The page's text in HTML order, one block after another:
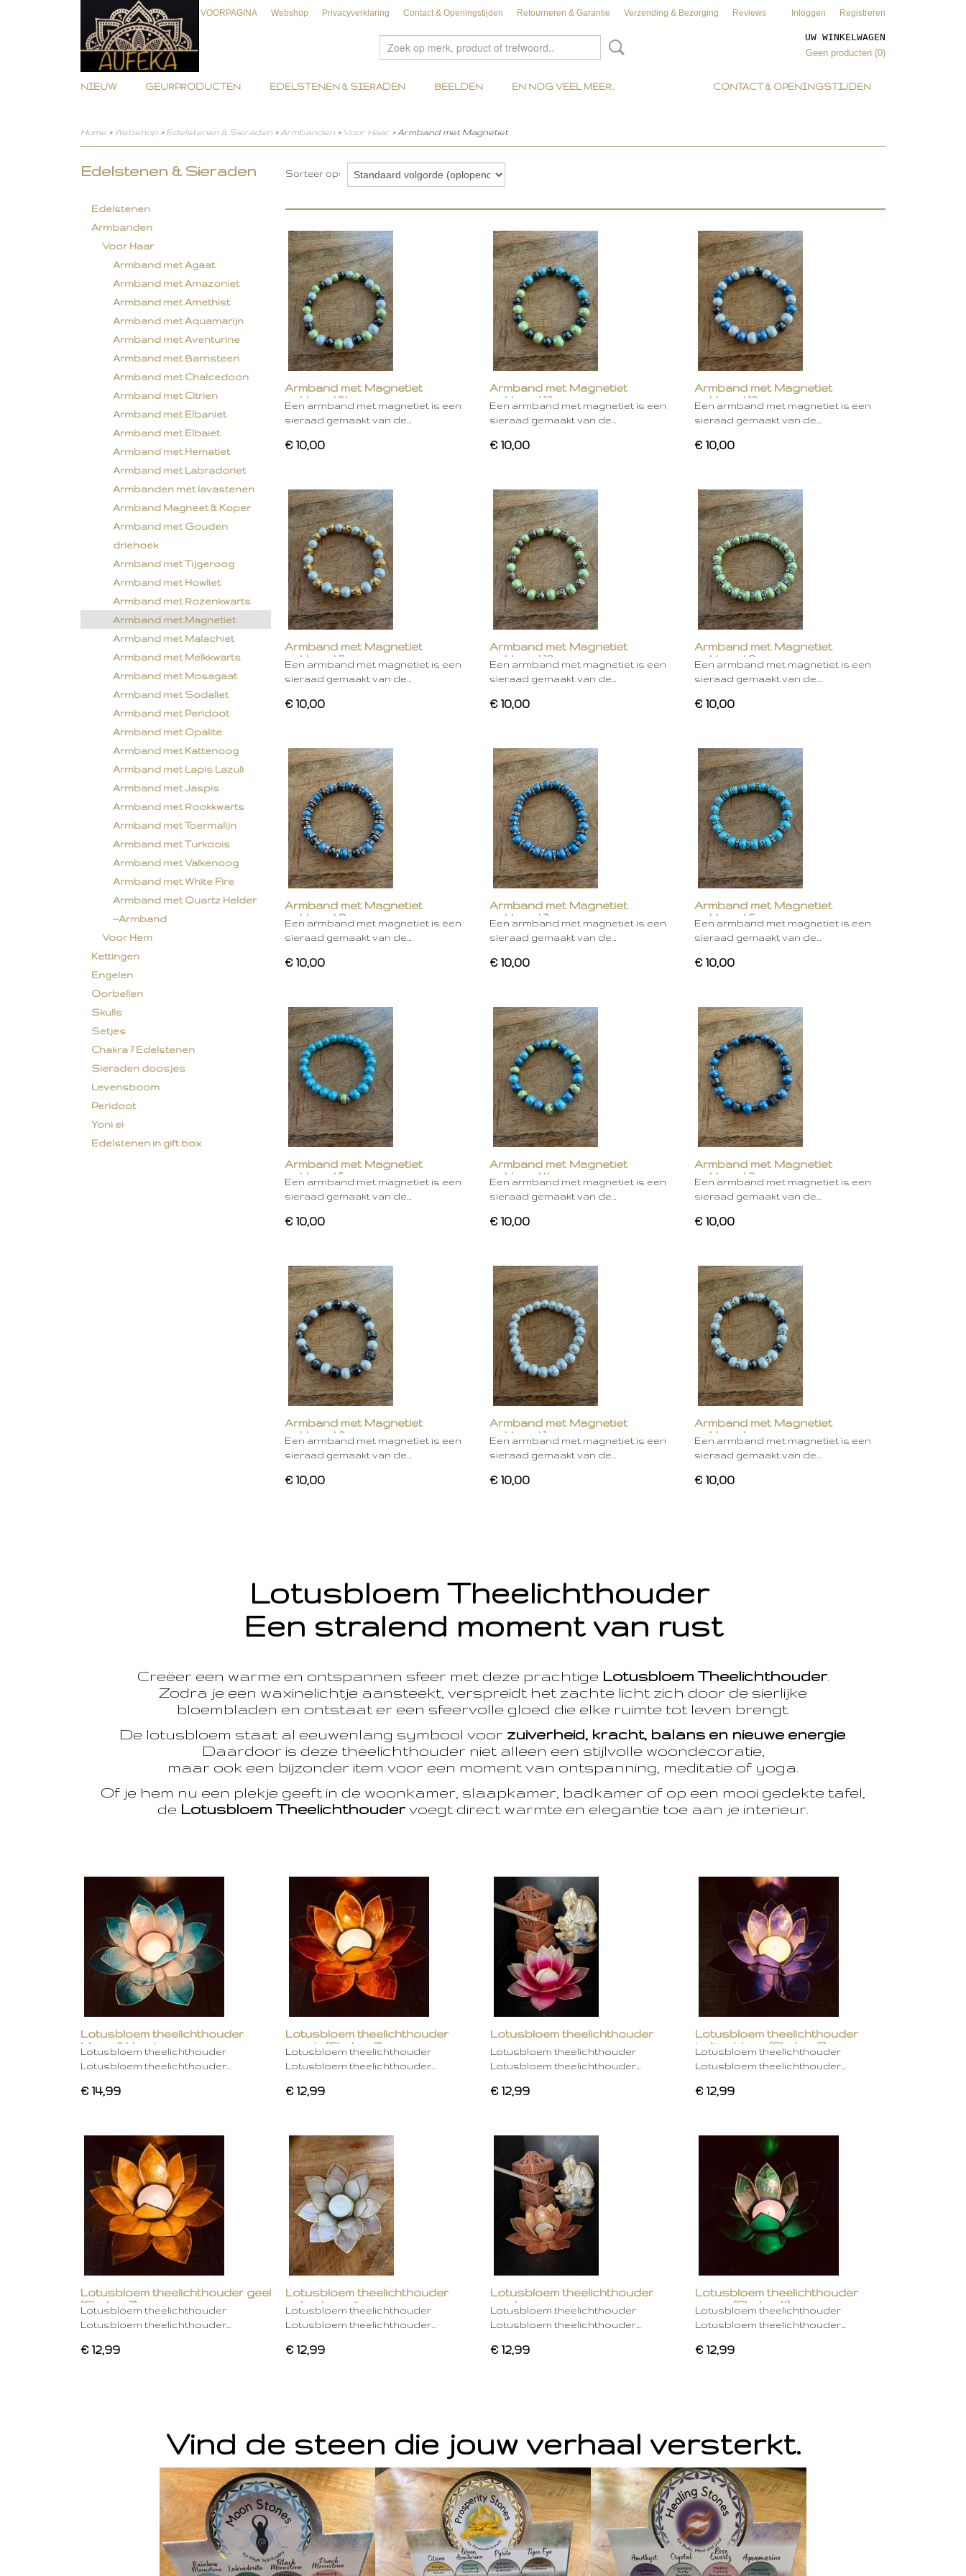
VOORPAGINA Webshop Privacyverklaring Contact & Openingstijden Retourneren & Garantie Verzending & Bezorging Reviews Inloggen Registreren
UW WINKELWAGEN
Geen producten (0)
CONTACT & OPENINGSTIJDEN
NIEUW GEURPRODUCTEN EDELSTENEN & SIERADEN BEELDEN EN NOG VEEL MEER..
Home > Webshop > Edelstenen & Sieraden > Armbanden > Voor Haar > Armband met Magnetiet
Edelstenen & Sieraden
Edelstenen
Armbanden
Voor Haar
Armband met Agaat
Armband met Amazoniet
Armband met Amethist
Armband met Aquamarijn
Armband met Aventurine
Armband met Barnsteen
Armband met Chalcedoon
Armband met Citrien
Armband met Elbaniet
Armband met Elbaiet
Armband met Hematiet
Armband met Labradoriet
Armbanden met lavastenen
Armband Magneet & Koper
Armband met Gouden
driehoek
Armband met Tijgeroog
Armband met Howliet
Armband met Rozenkwarts
Armband met Magnetiet
Armband met Malachiet
Armband met Melkkwarts
Armband met Mosagaat
Armband met Sodaliet
Armband met Peridoot
Armband met Opalite
Armband met Kattenoog
Armband met Lapis Lazuli
Armband met Jaspis
Armband met Rookkwarts
Armband met Toermalijn
Armband met Turkoois
Armband met Valkenoog
Armband met White Fire
Armband met Quartz Helder
--Armband
Voor Hem
Kettingen
Engelen
Oorbellen
Skulls
Setjes
Chakra 7 Edelstenen
Sieraden doosjes
Levensboom
Peridoot
Yoni ei
Edelstenen in gift box
Sorteer op:
Armband met Magnetiet
gekleurd 14
Een armband met magnetiet is een
sieraad gemaakt van de…
€ 10,00
Armband met Magnetiet
gekleurd 13
Een armband met magnetiet is een
sieraad gemaakt van de…
€ 10,00
Armband met Magnetiet
gekleurd 12
Een armband met magnetiet is een
sieraad gemaakt van de…
€ 10,00
Armband met Magnetiet
gekleurd 11
Een armband met magnetiet is een
sieraad gemaakt van de…
€ 10,00
Armband met Magnetiet
gekleurd 10
Een armband met magnetiet is een
sieraad gemaakt van de…
€ 10,00
Armband met Magnetiet
gekleurd 9
Een armband met magnetiet is een
sieraad gemaakt van de…
€ 10,00
Armband met Magnetiet
gekleurd 8
Een armband met magnetiet is een
sieraad gemaakt van de…
€ 10,00
Armband met Magnetiet
gekleurd 7
Een armband met magnetiet is een
sieraad gemaakt van de…
€ 10,00
Armband met Magnetiet
gekleurd 6
Een armband met magnetiet is een
sieraad gemaakt van de…
€ 10,00
Armband met Magnetiet
gekleurd 5
Een armband met magnetiet is een
sieraad gemaakt van de…
€ 10,00
Armband met Magnetiet
gekleurd 4
Een armband met magnetiet is een
sieraad gemaakt van de…
€ 10,00
Armband met Magnetiet
gekleurd 3
Een armband met magnetiet is een
sieraad gemaakt van de…
€ 10,00
Armband met Magnetiet
gekleurd 2
Een armband met magnetiet is een
sieraad gemaakt van de…
€ 10,00
Armband met Magnetiet
gekleurd 1
Een armband met magnetiet is een
sieraad gemaakt van de…
€ 10,00
Armband met Magnetiet
gekleurd
Een armband met magnetiet is een
sieraad gemaakt van de…
€ 10,00
Lotusbloem Theelichthouder
Een stralend moment van rust
Creëer een warme en ontspannen sfeer met deze prachtige Lotusbloem Theelichthouder.
Zodra je een waxinelichtje aansteekt, verspreidt het zachte licht zich door de sierlijke
bloembladen en ontstaat er een sfeervolle gloed die elke ruimte tot leven brengt.
De lotusbloem staat al eeuwenlang symbool voor zuiverheid, kracht, balans en nieuwe energie.
Daardoor is deze theelichthouder niet alleen een stijlvolle woondecoratie,
maar ook een bijzonder item voor een moment van ontspanning, meditatie of yoga.
Of je hem nu een plekje geeft in de woonkamer, slaapkamer, badkamer of op een mooi gedekte tafel,
de Lotusbloem Theelichthouder voegt direct warmte en elegantie toe aan je interieur.
Lotusbloem theelichthouder
blauw 2 kleurig
Lotusbloem theelichthouder
Lotusbloem theelichthouder…
€ 14,99
Lotusbloem theelichthouder
oranje (Chakra 2)
Lotusbloem theelichthouder
Lotusbloem theelichthouder…
€ 12,99
Lotusbloem theelichthouder
rose
Lotusbloem theelichthouder
Lotusbloem theelichthouder…
€ 12,99
Lotusbloem theelichthouder
indigo blauw (Chakra 6)
Lotusbloem theelichthouder
Lotusbloem theelichthouder…
€ 12,99
Lotusbloem theelichthouder geel
(Chakra 3)
Lotusbloem theelichthouder
Lotusbloem theelichthouder…
€ 12,99
Lotusbloem theelichthouder
gebroken wit
Lotusbloem theelichthouder
Lotusbloem theelichthouder…
€ 12,99
Lotusbloem theelichthouder
mocha
Lotusbloem theelichthouder
Lotusbloem theelichthouder…
€ 12,99
Lotusbloem theelichthouder
groen (Chakra 4)
Lotusbloem theelichthouder
Lotusbloem theelichthouder…
€ 12,99
Vind de steen die jouw verhaal versterkt.